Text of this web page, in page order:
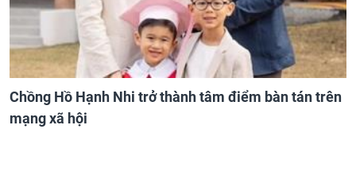
Chồng Hồ Hạnh Nhi trở thành tâm điểm bàn tán trên
mạng xã hội